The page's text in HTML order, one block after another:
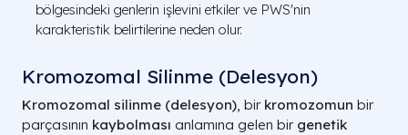
bölgesindeki genlerin işlevini etkiler ve PWS'nin
karakteristik belirtilerine neden olur.
Kromozomal Silinme (Delesyon)
Kromozomal silinme (delesyon), bir kromozomun bir
parçasının kaybolması anlamına gelen bir genetik